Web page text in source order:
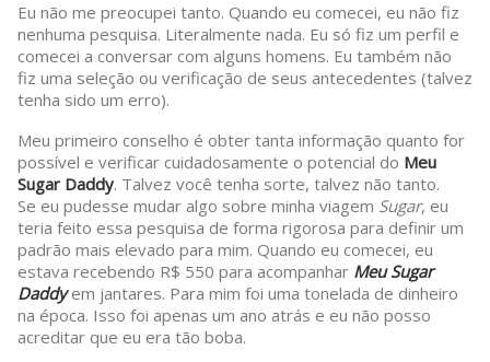
Eu não me preocupei tanto. Quando eu comecei, eu não fiz
nenhuma pesquisa. Literalmente nada. Eu só fiz um perfil e
comecei a conversar com alguns homens. Eu também não
fiz uma seleção ou verificação de seus antecedentes (talvez
tenha sido um erro).
Meu primeiro conselho é obter tanta informação quanto for
possível e verificar cuidadosamente o potencial do Meu
Sugar Daddy. Talvez você tenha sorte, talvez não tanto.
Se eu pudesse mudar algo sobre minha viagem Sugar, eu
teria feito essa pesquisa de forma rigorosa para definir um
padrão mais elevado para mim. Quando eu comecei, eu
estava recebendo R$ 550 para acompanhar Meu Sugar
Daddyem jantares. Para mim foi uma tonelada de dinheiro
na época. Isso foi apenas um ano atrás e eu não posso
acreditar que eu era tão boba.